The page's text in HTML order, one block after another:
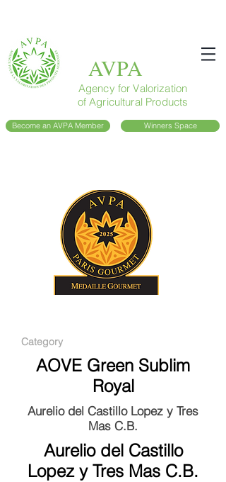
AVPA
Agency for Valorization
of Agricultural Products
Become an AVPA Member Winners Space
Category
AOVE Green Sublim
Royal
Aurelio del Castillo Lopez y Tres
Mas C.B.
Aurelio del Castillo
Lopez y Tres Mas C.B.